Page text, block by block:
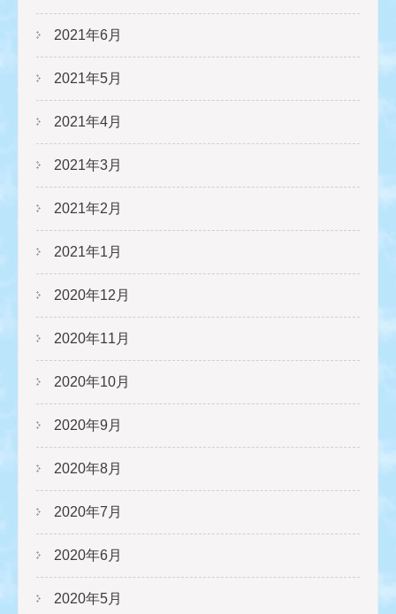
2021年6月
2021年5月
2021年4月
2021年3月
2021年2月
2021年1月
2020年12月
2020年11月
2020年10月
2020年9月
2020年8月
2020年7月
2020年6月
2020年5月